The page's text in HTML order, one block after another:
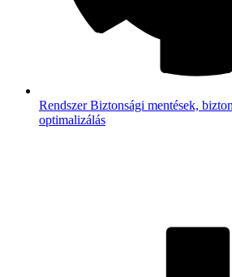
RendszerBiztonsági mentések,
optimalizálás